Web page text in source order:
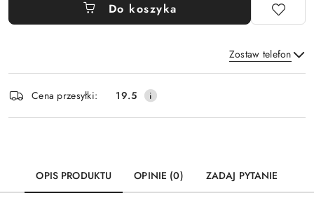
Do koszyka
Zostaw telefon
Wyślij
i
dostawa
Cena przesyłki: 19.5
OPIS PRODUKTU OPINIE (0) ZADAJ PYTANIE